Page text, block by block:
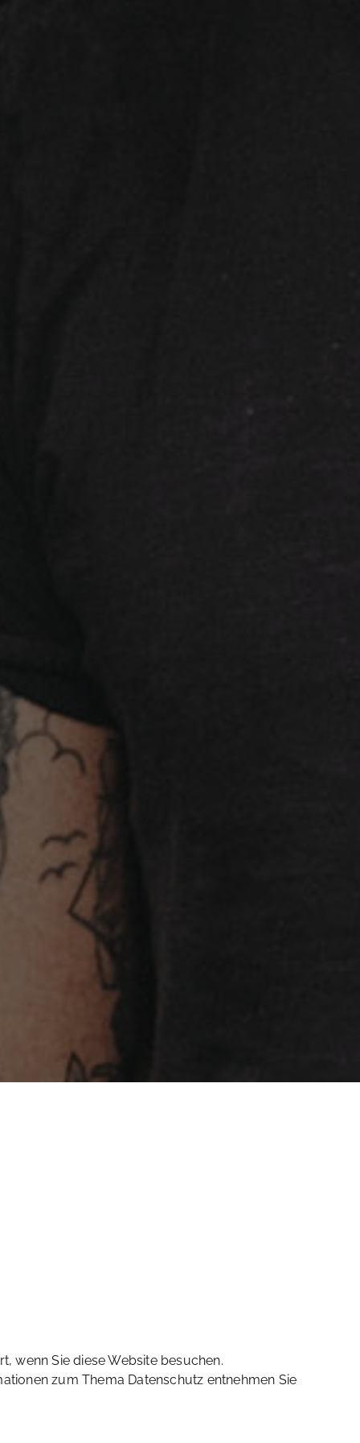
wenn Sie diese Website besuchen.
zum Thema Datenschutz entnehmen Sie